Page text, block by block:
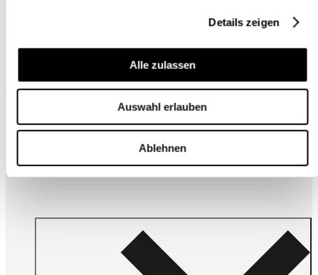
Details zeigen
Alle zulassen
Auswahl erlauben
Ablehnen
Wird oft zusammen gekauft